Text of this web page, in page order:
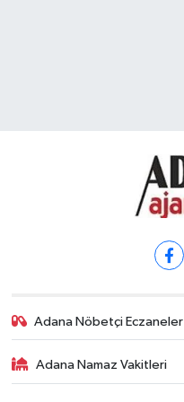
Adana Nöbetçi Eczaneler
Adana Namaz Vakitleri